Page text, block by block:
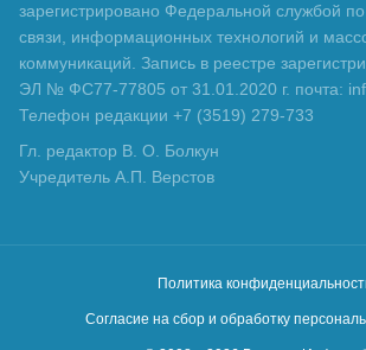
зарегистрировано Федеральной службой
связи, информационных технологий и
коммуникаций. Запись в реестре
ЭЛ № ФС77-77805 от 31.01.2020 г. почта:
Телефон редакции +7 (3519) 279-733
Гл. редактор В. О. Болкун
Учредитель А.П. Верстов
Политика
Согласие на сбор и обработку